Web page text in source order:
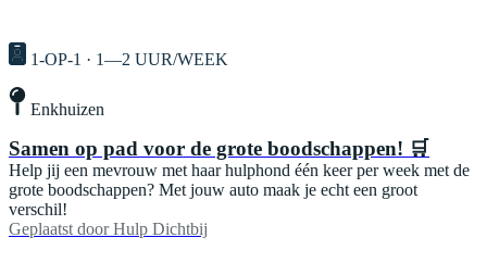
1-OP-1 · 1—2 UUR/WEEK
Enkhuizen
Samen op pad voor de grote boodschappen! 🛒
Help jij een mevrouw met haar hulphond één keer per week met de
grote boodschappen? Met jouw auto maak je echt een groot
verschil!
Geplaatst door Hulp Dichtbij